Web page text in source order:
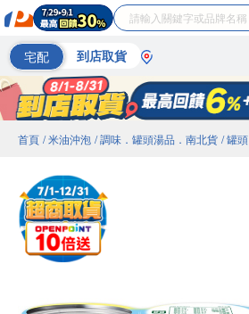
宅配 到店取貨
首頁 / 米油沖泡 / 調味．罐頭湯品．南北貨 / 罐頭